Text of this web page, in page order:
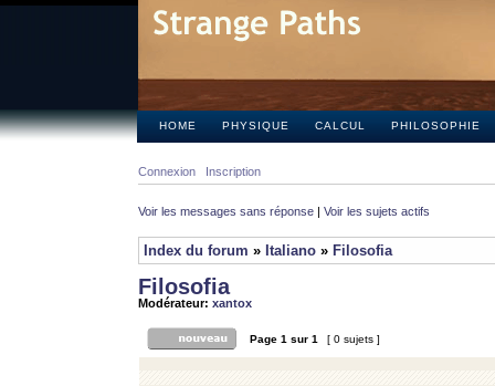
HOME PHYSIQUE CALCUL PHILOSOPHIE
Connexion Inscription
Voir les messages sans réponse | Voir les sujets actifs
Index du forum » Italiano » Filosofia
Filosofia
Modérateur: xantox
Page 1 sur 1 [ 0 sujets ]